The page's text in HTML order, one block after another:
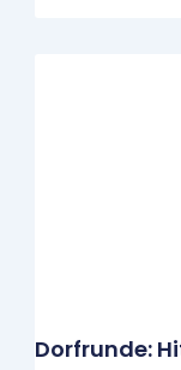
Dorfrunde: